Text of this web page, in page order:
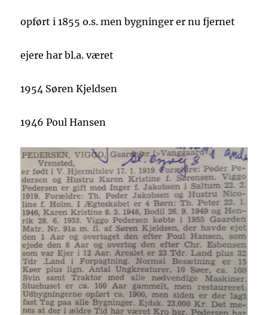
opført i 1855 o.s. men bygninger er nu fjernet
ejere har bl.a. været
1954 Søren Kjeldsen
1946 Poul Hansen